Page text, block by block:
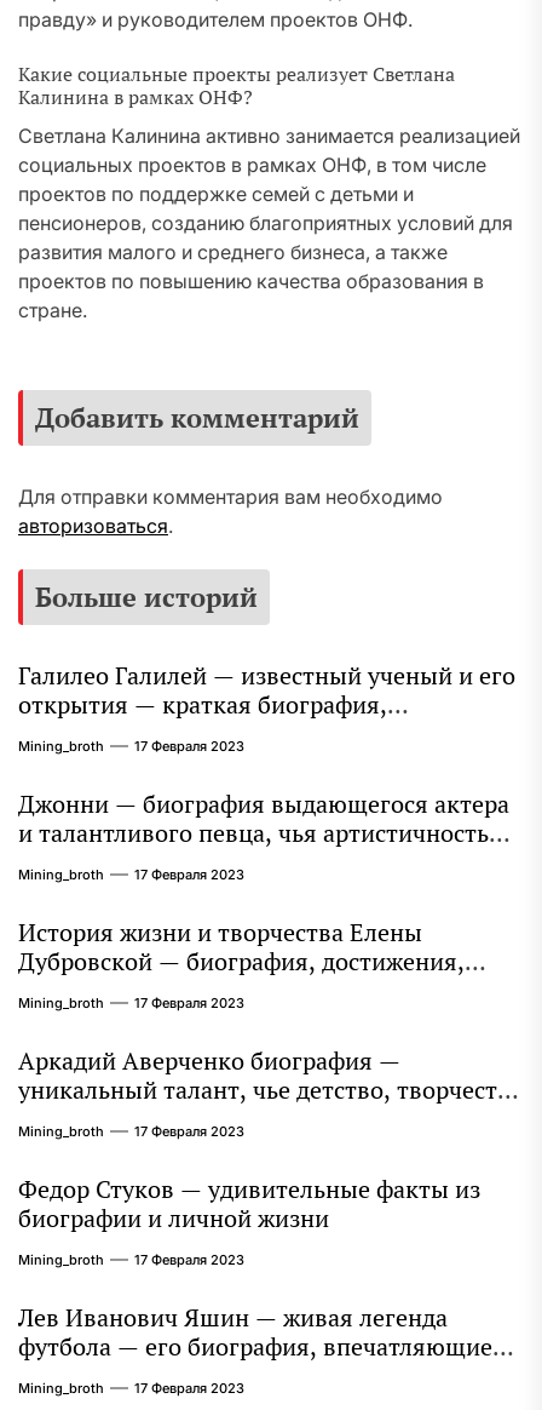
правду» и руководителем проектов ОНФ.
Какие социальные проекты реализует Светлана
Калинина в рамках ОНФ?
Светлана Калинина активно занимается реализацией
социальных проектов в рамках ОНФ, в том числе
проектов по поддержке семей с детьми и
пенсионеров, созданию благоприятных условий для
развития малого и среднего бизнеса, а также
проектов по повышению качества образования в
стране.
Добавить комментарий
Для отправки комментария вам необходимо
авторизоваться.
Больше историй
Галилео Галилей — известный ученый и его
открытия — краткая биография,
достижения и вклад в науку
Mining_broth 17 Февраля 2023
Джонни — биография выдающегося актера
и талантливого певца, чья артистичность
захватывает миллионы сердец
Mining_broth 17 Февраля 2023
История жизни и творчества Елены
Дубровской — биография, достижения,
интересные факты
Mining_broth 17 Февраля 2023
Аркадий Аверченко биография —
уникальный талант, чье детство, творчество
и литературное наследие продолжают
восхищать миллионы
Mining_broth 17 Февраля 2023
Федор Стуков — удивительные факты из
биографии и личной жизни
Mining_broth 17 Февраля 2023
Лев Иванович Яшин — живая легенда
футбола — его биография, впечатляющие
достижения и интересная личная жизнь
Mining_broth 17 Февраля 2023